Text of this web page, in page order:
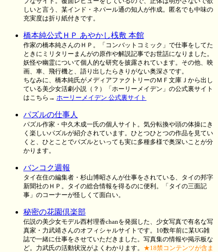
しいと言う、某インド・ネパール通の知人が作成。匿名でも中味の
充実度は折り紙付きです。
橋本純公式ＨＰ あやかし桟敷 本館
作家の橋本純さんのＨＰ。「コンバットコミック」で仕事をしてた
ときにミリタリーまんがの原作や解説記事でお世話になりました。
妖怪や幽霊について個人的な研究を披露されています。その他、映
画、車、飛行機と、語り出したらきりがない奥深さです。
ちなみに、橋本純氏がメディアファクトリーのＭＦ文庫Ｊから出し
ている美少女活劇小説（？）「ホーリーメイデン」の公式裏サイト
はこちら→ ホーリーメイデン 公式裏サイト
パズルの仕事人
パズル作家・中久木成一氏の個人サイト。気分転換や頭の体操にき
く楽しいパズルが紹介されています。ひとつひとつの作品を見てい
くと、ひとことでパズルといっても実に多種多様で奥深いことが分
かります。
バンコク週報
タイ在住の編集者・杉山博昭さんが仕事をされている、タイの邦字
新聞社のＨＰ。タイの総合情報を得るのに便利。「タイの三面記
事」のコーナーが怪しくて面白い。
秘密の花園倶楽部
伝説の美少女モデル西村理香chanを発掘した、少女写真で有名な写
真家・力武靖さんのオフィシャルサイトです。10数年前に某UG雑
誌で一緒に仕事をさせていただきました。写真集の情報や掲示板な
ど。力武氏の活動状況がよくわかります。 ★18禁コンテンツが含ま